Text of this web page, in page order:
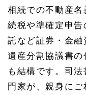
相続での不動産
続税や準確定申
託など証券・金融
遺産分割協議書
も結構です。司
門家が、親身に